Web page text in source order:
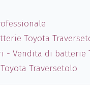
Toyota
- Vendita di batterie
Traversetolo